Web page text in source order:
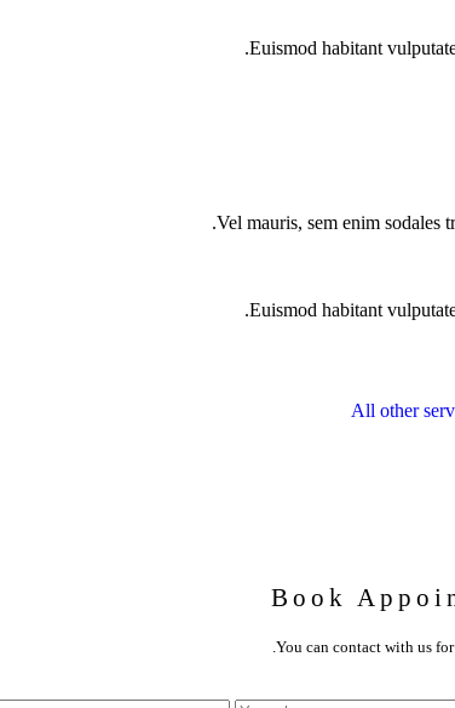
Euismod habitant
Vel mauris, sem enim sodales
Euismod habitant
All other
Book
You can contact with us